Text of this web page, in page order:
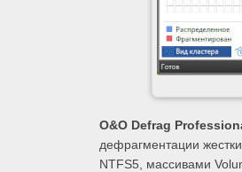
O&O Defrag
дефрагментации
NTFS5, массивами